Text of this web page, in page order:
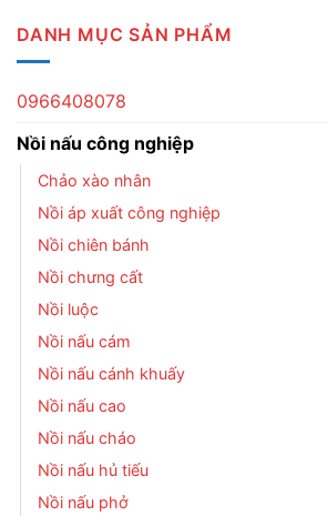
DANH MỤC SẢN PHẨM
0966408078
Nồi nấu công nghiệp
Chảo xào nhân
Nồi áp xuất công nghiệp
Nồi chiên bánh
Nồi chưng cất
Nồi luộc
Nồi nấu cám
Nồi nấu cánh khuấy
Nồi nấu cao
Nồi nấu cháo
Nồi nấu hủ tiếu
Nồi nấu phở